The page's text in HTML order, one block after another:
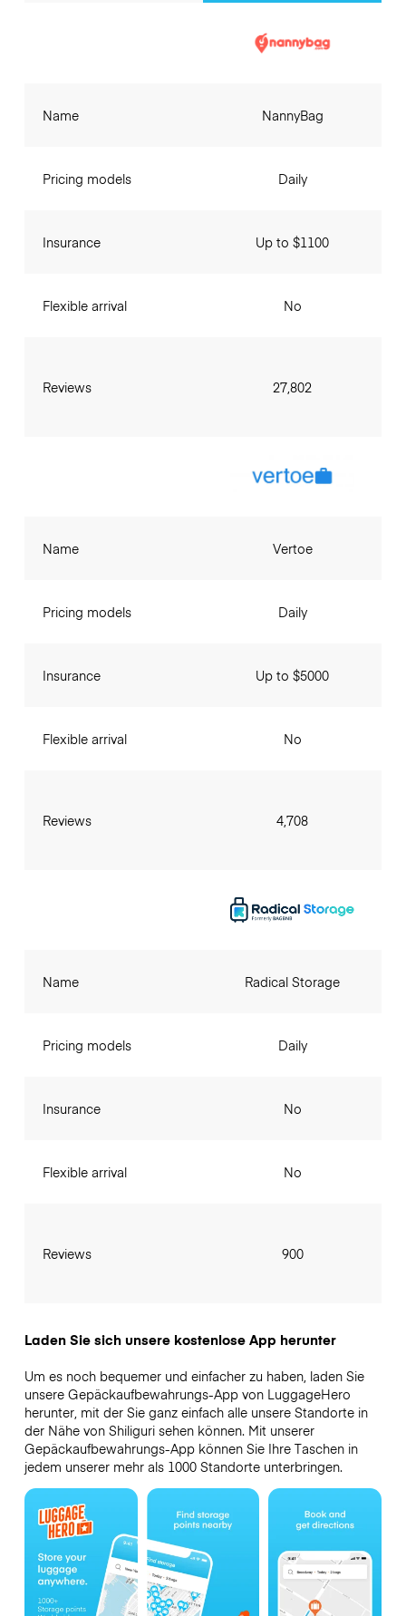
Name
Pricing models
Insurance
Flexible arrival
Reviews
NannyBag
Daily
Up to $1100
No
27,802
Name
Pricing models
Insurance
Flexible arrival
Reviews
Vertoe
Daily
Up to $5000
No
4,708
Name
Pricing models
Insurance
Flexible arrival
Reviews
Radical Storage
Daily
No
No
900
Laden Sie sich unsere kostenlose App herunter
Um es noch bequemer und einfacher zu haben, laden Sie
unsere Gepäckaufbewahrungs-App von LuggageHero
herunter, mit der Sie ganz einfach alle unsere Standorte in
der Nähe von Shiliguri sehen können. Mit unserer
Gepäckaufbewahrungs-App können Sie Ihre Taschen in
jedem unserer mehr als 1000 Standorte unterbringen.